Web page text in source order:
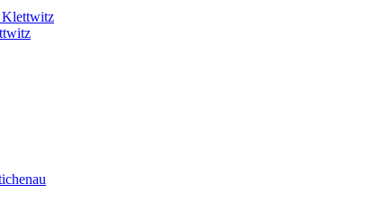
Klettwitz